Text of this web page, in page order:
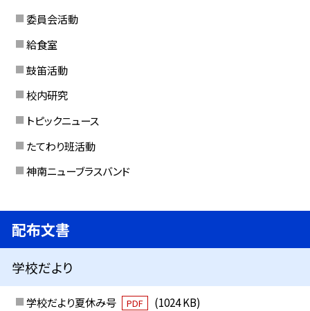
委員会活動
給食室
鼓笛活動
校内研究
トピックニュース
たてわり班活動
神南ニューブラスバンド
配布文書
学校だより
学校だより夏休み号 PDF
(1024 KB)